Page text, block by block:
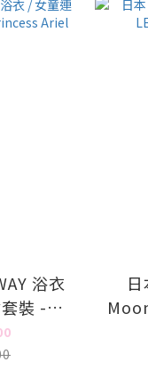
浴衣
裝 -
Ariel